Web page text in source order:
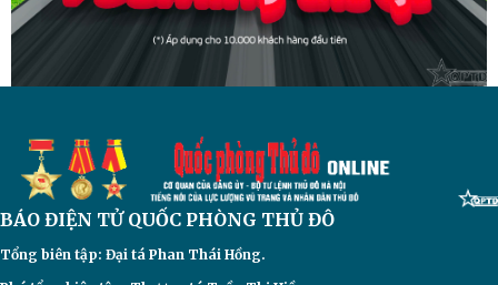
BÁO ĐIỆN TỬQUỐC PHÒNG THỦ ĐÔ
Tổng biên tập: Đại tá Phan Thái Hồng.